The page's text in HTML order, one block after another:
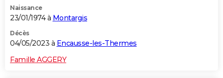
Naissance
23/01/1974 à Montargis
Décès
04/05/2023 à Encausse-les-Thermes
Famille AGGERY